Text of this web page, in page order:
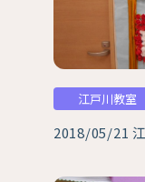
江戸川教室
2018/05/21